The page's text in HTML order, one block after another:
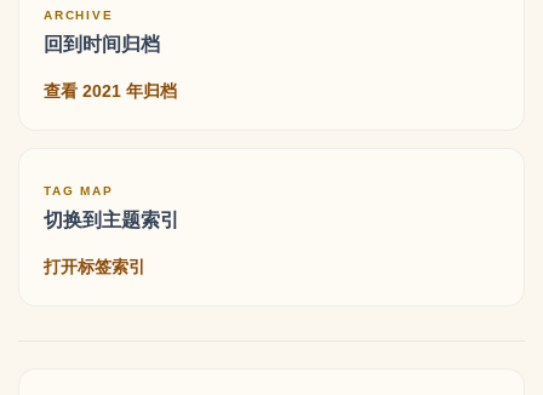
ARCHIVE
回到时间归档
查看 2021 年归档
TAG MAP
切换到主题索引
打开标签索引